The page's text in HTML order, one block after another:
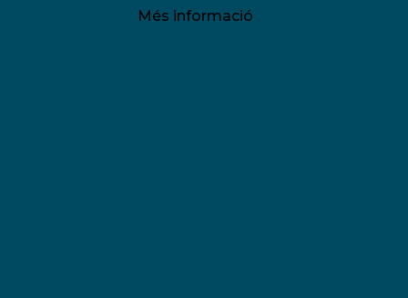
Més informació